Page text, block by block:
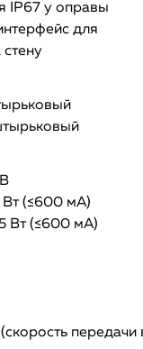
IP67 у оправы
для
стену
(≤600 мА)
Вт (≤600 мА)
передачи